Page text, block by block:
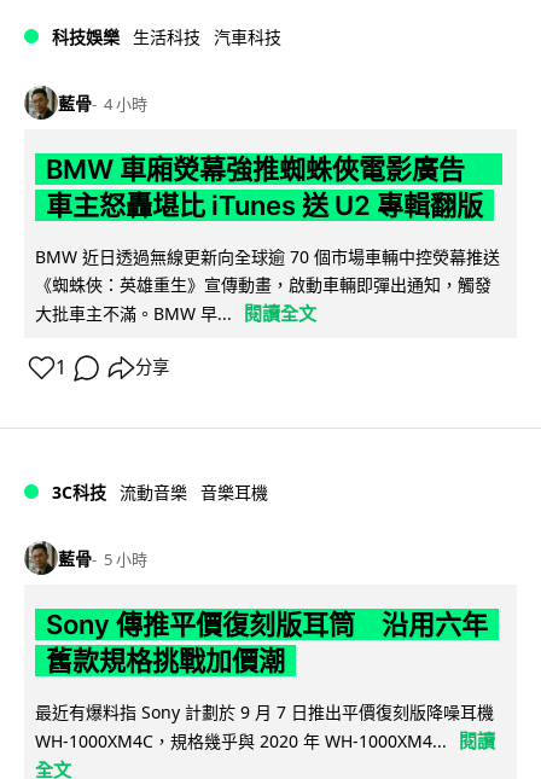
科技娛樂 生活科技 汽車科技
藍骨 4 小時
BMW 車廂熒幕強推蜘蛛俠電影廣告
車主怒轟堪比 iTunes 送 U2 專輯翻版
BMW 近日透過無線更新向全球逾 70 個市場車輛中控熒幕推送
《蜘蛛俠：英雄重生》宣傳動畫，啟動車輛即彈出通知，觸發
大批車主不滿。BMW 早...
閱讀全文
1 分享
3C科技 流動音樂 音樂耳機
藍骨 5 小時
Sony 傳推平價復刻版耳筒 沿用六年
舊款規格挑戰加價潮
最近有爆料指 Sony 計劃於 9 月 7 日推出平價復刻版降噪耳機
WH-1000XM4C，規格幾乎與 2020 年 WH-1000XM4...
閱讀
全文